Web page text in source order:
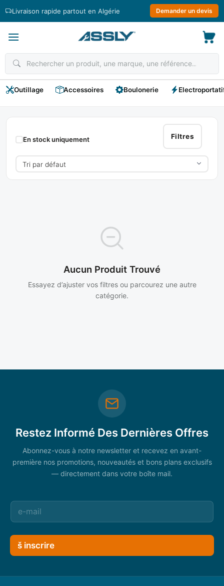
Livraison rapide partout en Algérie Demander un devis
Outillage Accessoires Boulonerie
Serrure
Tubulaire
Filtres
En stock uniquement
Aucun Produit Trouvé
Essayez d’ajuster vos filtres ou parcourez une autre
catégorie.
Restez Informé Des Dernières Offres
Abonnez-vous à notre newsletter et recevez en avant-
première nos promotions, nouveautés et bons plans exclusifs
— directement dans votre boîte mail.
š inscrire